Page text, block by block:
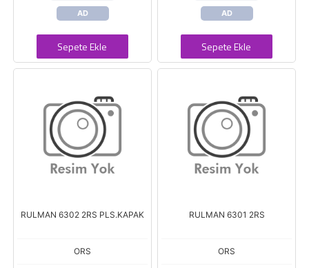
AD
Sepete Ekle
AD
Sepete Ekle
RULMAN 6302 2RS PLS.KAPAK
ORS
RULMAN 6301 2RS
ORS